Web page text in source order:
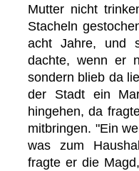
Mutter nicht
Stacheln
acht Jahre, und
dachte, wenn er
sondern blieb da
der Stadt ein
hingehen, da
mitbringen. "Ein
was zum
fragte er die